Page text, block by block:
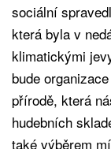
sociální
která byla v
klimatickými
bude
přírodě, která
hudebních
také výběrem